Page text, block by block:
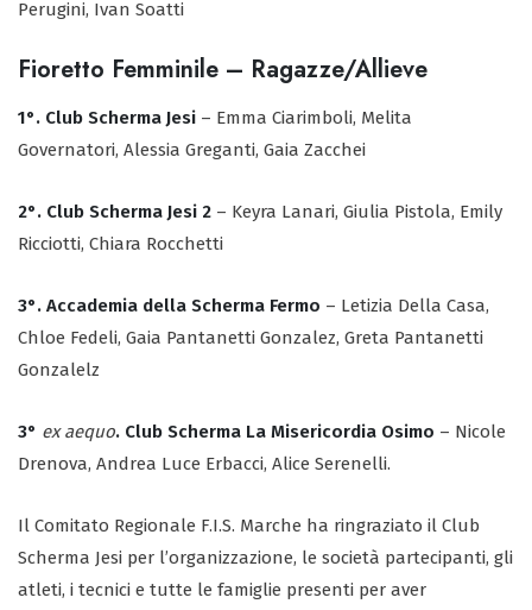
Perugini, Ivan Soatti
Fioretto Femminile – Ragazze/Allieve
1°. Club Scherma Jesi – Emma Ciarimboli, Melita
Governatori, Alessia Greganti, Gaia Zacchei
2°. Club Scherma Jesi 2 – Keyra Lanari, Giulia Pistola, Emily
Ricciotti, Chiara Rocchetti
3°. Accademia della Scherma Fermo – Letizia Della Casa,
Chloe Fedeli, Gaia Pantanetti Gonzalez, Greta Pantanetti
Gonzalelz
3° ex aequo. Club Scherma La Misericordia Osimo – Nicole
Drenova, Andrea Luce Erbacci, Alice Serenelli.
Il Comitato Regionale F.I.S. Marche ha ringraziato il Club
Scherma Jesi per l’organizzazione, le società partecipanti, gli
atleti, i tecnici e tutte le famiglie presenti per aver